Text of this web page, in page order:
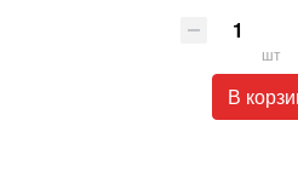
шт
В